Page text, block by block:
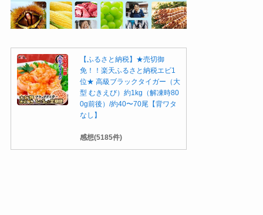
【ふるさと納税】★売切御
免！！楽天ふるさと納税エビ1
位★ 高級ブラックタイガー（大
型 むきえび）約1kg（解凍時80
0g前後）/約40〜70尾【背ワタ
なし】
感想(5185件)